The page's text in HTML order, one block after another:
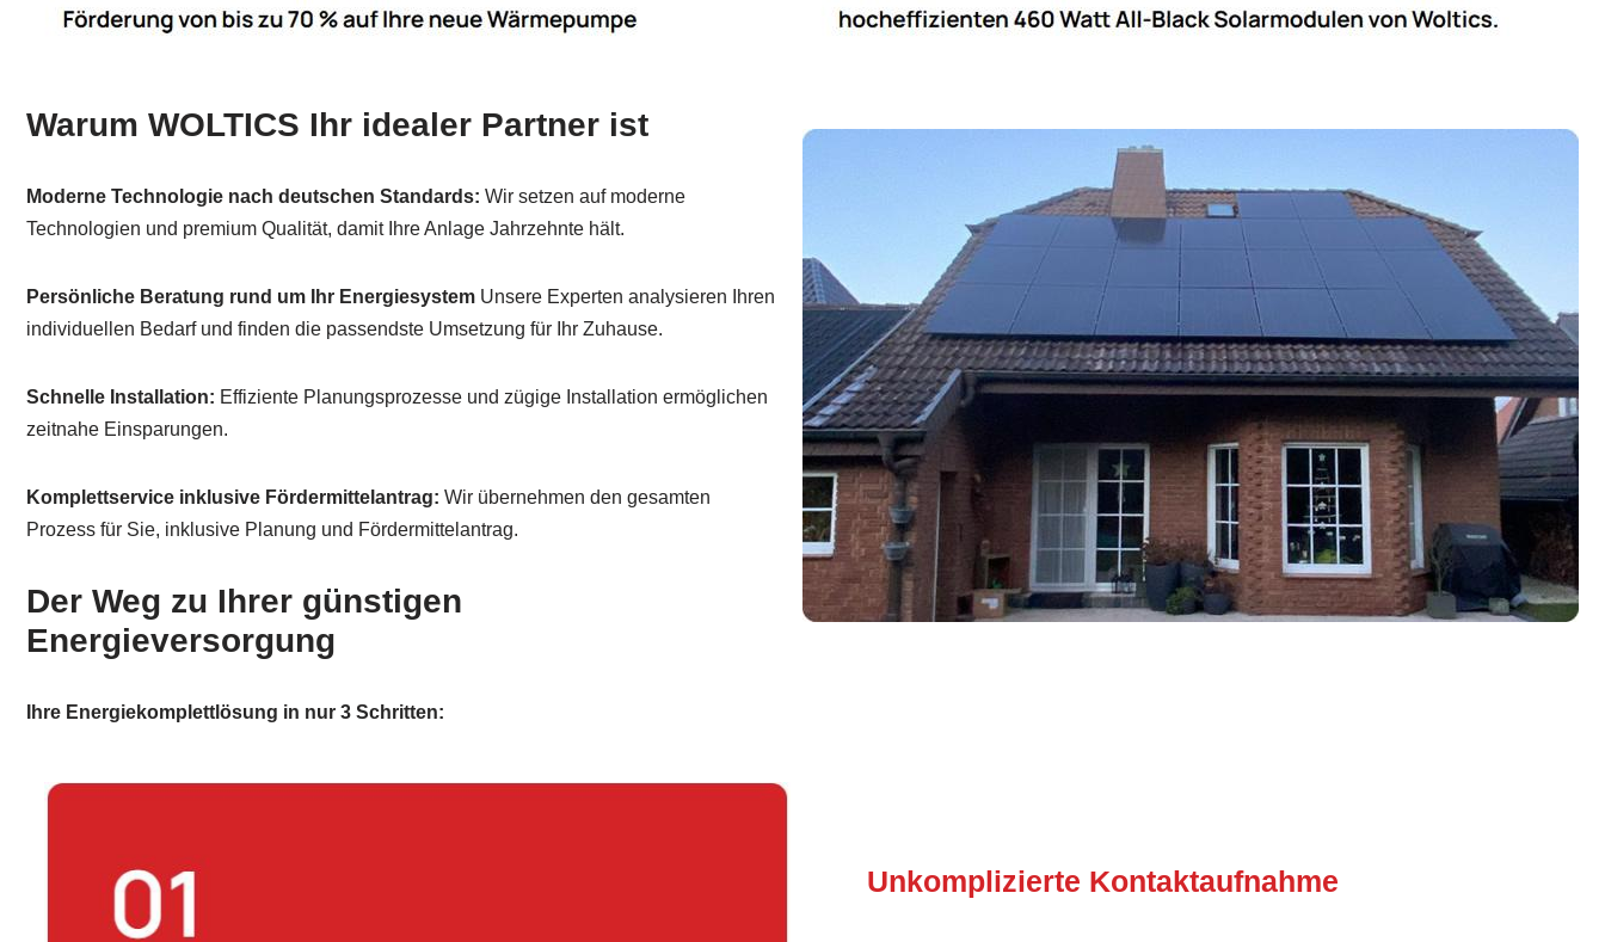
Warum WOLTICS Ihr idealer Partner ist
Moderne Technologie nach deutschen Standards: Wir setzen auf moderne
Technologien und premium Qualität, damit Ihre Anlage Jahrzehnte hält.
Persönliche Beratung rund um Ihr Energiesystem Unsere Experten analysieren Ihren
individuellen Bedarf und finden die passendste Umsetzung für Ihr Zuhause.
Schnelle Installation: Effiziente Planungsprozesse und zügige Installation ermöglichen
zeitnahe Einsparungen.
Komplettservice inklusive Fördermittelantrag: Wir übernehmen den gesamten
Prozess für Sie, inklusive Planung und Fördermittelantrag.
Der Weg zu Ihrer günstigen
Energieversorgung
Ihre Energiekomplettlösung in nur 3 Schritten:
Unkomplizierte Kontaktaufnahme